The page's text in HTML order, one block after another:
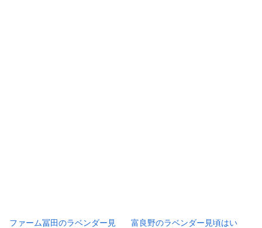
ファーム冨田のラベンダー見
富良野のラベンダー見頃はい